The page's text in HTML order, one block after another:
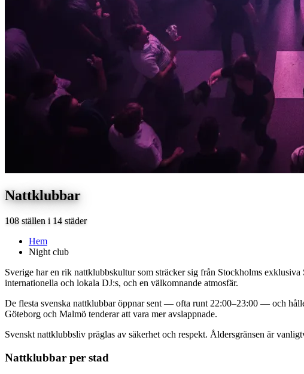
Nattklubbar
108 ställen i 14 städer
Hem
Night club
Sverige har en rik nattklubbskultur som sträcker sig från Stockholms
internationella och lokala DJ:s, och en välkomnande atmosfär.
De flesta svenska nattklubbar öppnar sent — ofta runt 22:00–23:00 — och
Göteborg och Malmö tenderar att vara mer avslappnade.
Svenskt nattklubbsliv präglas av säkerhet och respekt. Åldersgränsen är
Nattklubbar per stad